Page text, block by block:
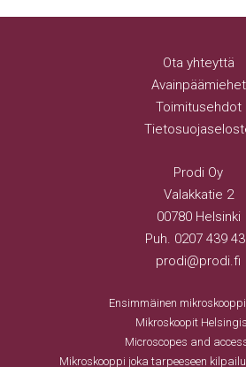
Ota yhteyttä
Avainpäämiehet
Toimitusehdot
Prodi Oy
Valakkatie 2
00780 Helsinki
Puh. 0207 439
prodi@prodi.fi
Ensimmäinen
Mikroskoopit
Microscopes and
Mikroskooppi joka tarpeeseen